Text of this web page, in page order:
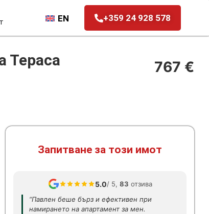
+359 24 928 578
EN
Тераса 767 €
Запитване за този имот
5.0/ 5, 83 отзива
“Павлен беше бърз и ефективен при
намирането на апартамент за мен.